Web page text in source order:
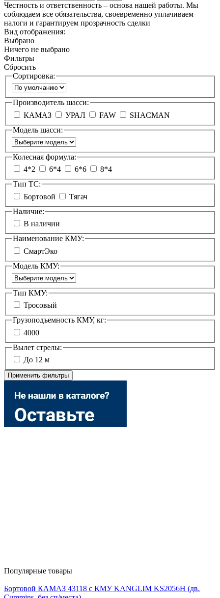
Честность и ответственность – основа нашей работы. Мы
соблюдаем все обязательства, своевременно уплачиваем
налоги и гарантируем прозрачность сделки
Вид отображения:
Выбрано
Ничего не выбрано
Фильтры
Сбросить
Сортировка:
Производитель шасси:
КАМАЗ
УРАЛ FAW
SHACMAN
Модель шасси:
Колесная формула:
4*2
6*4 6*6
8*4
Тип ТС:
Бортовой
Тягач
Наличие:
В наличии
Наименование КМУ:
СмартЭко
Модель КМУ:
Тип КМУ:
Тросовый
Грузоподъемность КМУ, кг:
4000
Вылет стрелы:
До 12 м
Применить фильтры
Популярные товары
Бортовой КАМАЗ 43118 с КМУ KANGLIM KS2056H (дв.